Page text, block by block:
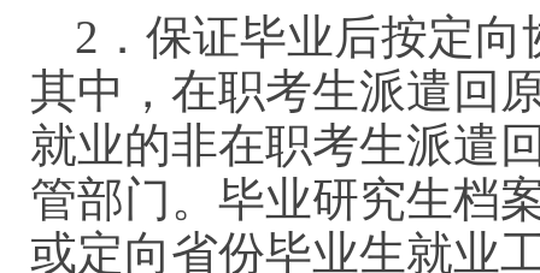
2．保证毕业后按定
其中，在职考生派遣回
就业的非在职考生派遣
管部门。毕业研究生档
或定向省份毕业生就业